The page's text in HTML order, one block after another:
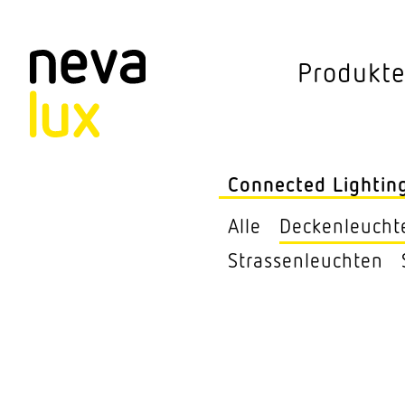
Produkte
Decken­leuchten
Pendel­leuchten
Connected
Alle
Stras­sen­leuchten